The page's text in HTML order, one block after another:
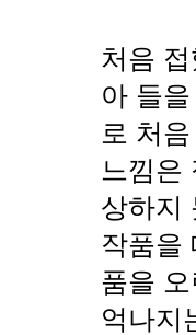
처음
아 들
로 처
느낌은
상하지
작품을
품을
억나지